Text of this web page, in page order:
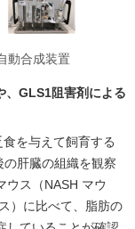
動合成装置
、GLS1阻害剤による
を与えて飼育する
肝臓の組織を観察
ウス（NASH マウ
）に比べて、脂肪の